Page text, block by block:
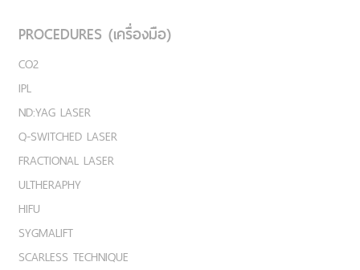
PROCEDURES (เครื่องมือ)
CO2
IPL
ND:YAG LASER
Q-SWITCHED LASER
FRACTIONAL LASER
ULTHERAPHY
HIFU
SYGMALIFT
SCARLESS TECHNIQUE